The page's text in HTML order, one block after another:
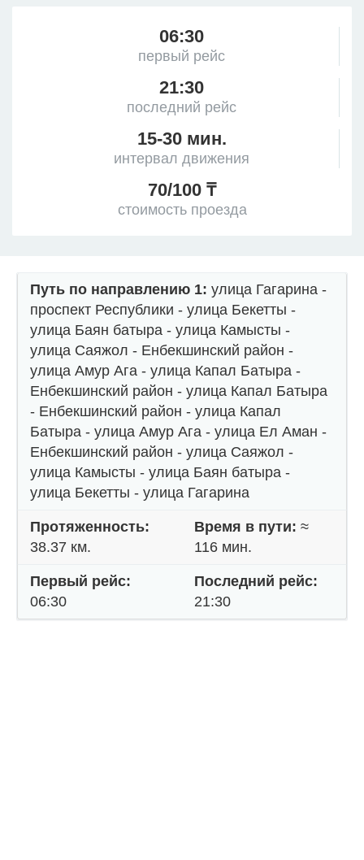
06:30
первый рейс
21:30
последний рейс
15-30 мин.
интервал движения
70/100 ₸
стоимость проезда
Путь по направлению 1: улица Гагарина -
проспект Республики - улица Бекетты -
улица Баян батыра - улица Камысты -
улица Саяжол - Енбекшинский район -
улица Амур Ага - улица Капал Батыра -
Енбекшинский район - улица Капал Батыра
- Енбекшинский район - улица Капал
Батыра - улица Амур Ага - улица Ел Аман -
Енбекшинский район - улица Саяжол -
улица Камысты - улица Баян батыра -
улица Бекетты - улица Гагарина
Протяженность:
38.37 км.
Время в пути: ≈
116 мин.
Первый рейс:
06:30
Последний рейс:
21:30